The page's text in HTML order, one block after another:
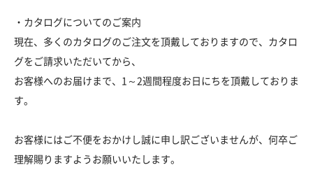
・カタログについてのご案内
現在、多くのカタログのご注文を頂戴しておりますので、カタロ
グをご請求いただいてから、
お客様へのお届けまで、1～2週間程度お日にちを頂戴しておりま
す。
お客様にはご不便をおかけし誠に申し訳ございませんが、何卒ご
理解賜りますようお願いいたします。